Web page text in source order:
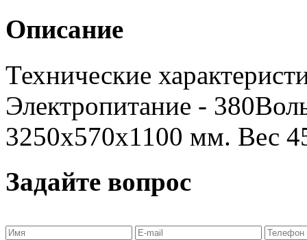
Описание
Технические
Электропитание -
3250х570х1100 мм. Вес
Задайте вопрос